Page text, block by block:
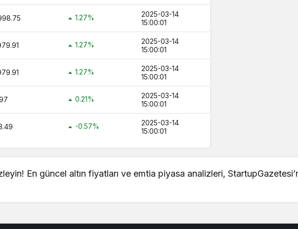
1.27%
2025-03-14
15:00:01
1.27%
2025-03-14
15:00:01
1.27%
2025-03-14
15:00:01
0.21%
2025-03-14
15:00:01
-0.57%
2025-03-14
15:00:01
En güncel altın fiyatları ve emtia piyasa analizleri,